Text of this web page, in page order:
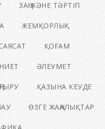
ЗАҢ ЖӘНЕ ТӘРТІП
ЖЕМҚОРЛЫҚ
ҚОҒАМ
ӘЛЕУМЕТ
ҚАЗЫНА КЕУДЕ
ӨЗГЕ ЖАҢАЛЫҚТАР